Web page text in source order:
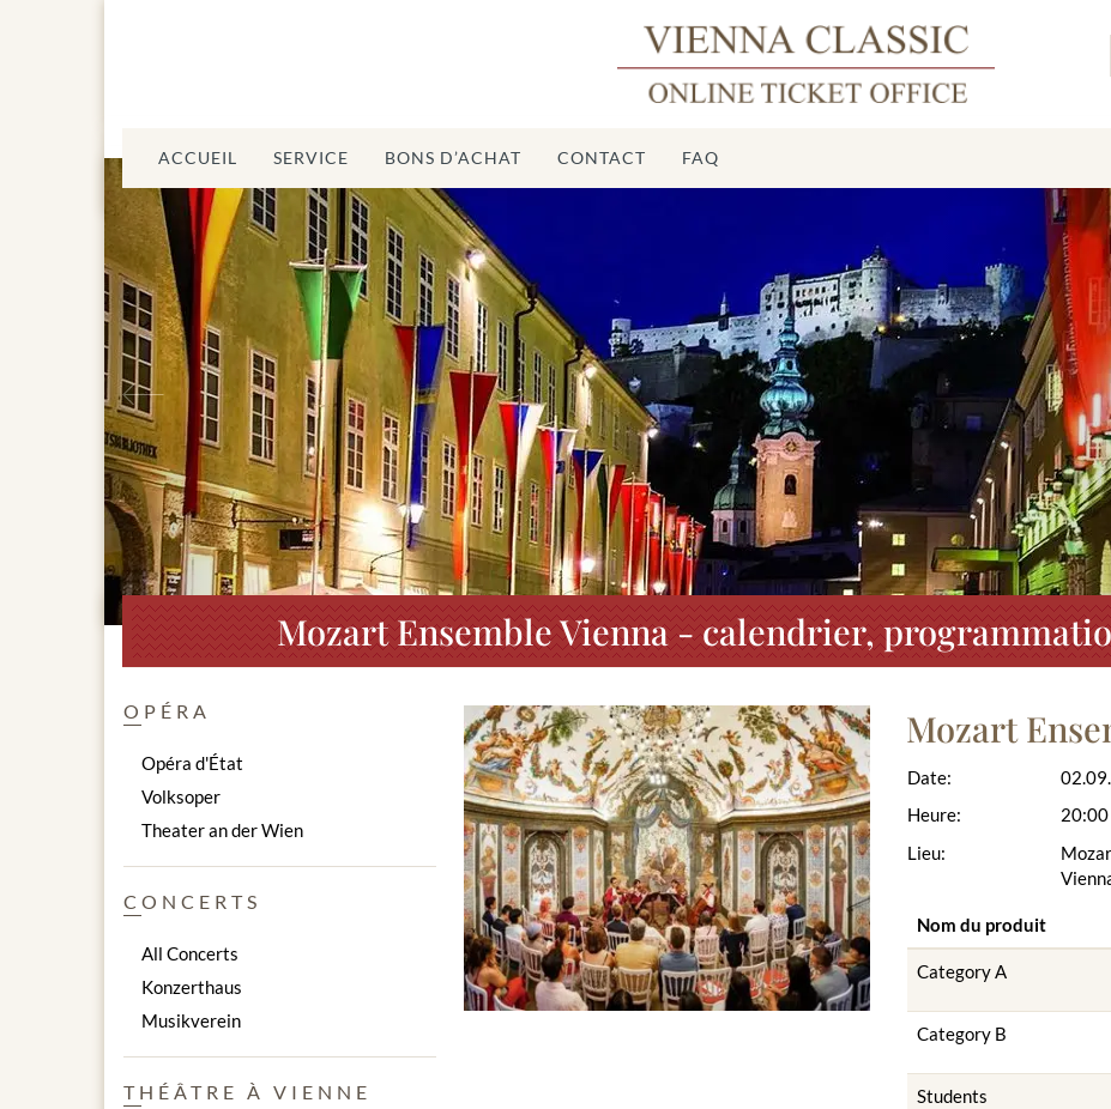
ACCUEIL SERVICE BONS D’ACHAT CONTACT FAQ
Précédent
Mozart Ensemble Vienna - calendrier,
Mozart
Date:
Heure:
Lieu:
20:00
Nom du produit
Category A
Category B
Students
OPÉRA
Opéra d'État
Volksoper
Theater an der Wien
CONCERTS
All Concerts
Konzerthaus
Musikverein
THÉÂTRE À VIENNE